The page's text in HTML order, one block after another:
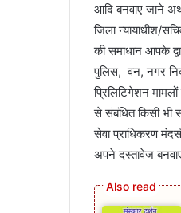
आदि बनवाए जाने
जिला न्यायाधीश/
की समाधान आपके
पुलिस, वन, नगर
प्रिलिटिगेशन
से संबंधित किसी भी
सेवा प्राधिकरण
अपने दस्तावेज